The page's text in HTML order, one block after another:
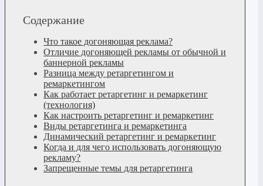
Содержание
Что такое догоняющая реклама?
Отличие догоняющей рекламы от обычной и
баннерной рекламы
Разница между ретаргетингом и
ремаркетингом
Как работает ретаргетинг и ремаркетинг
(технология)
Как настроить ретаргетинг и ремаркетинг
Виды ретаргетинга и ремаркетинга
Динамический ретаргетинг и ремаркетинг
Когда и для чего использовать догоняющую
рекламу?
Запрещенные темы для ретаргетинга